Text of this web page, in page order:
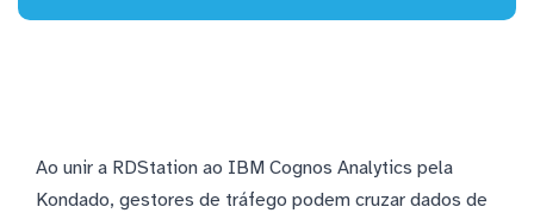
Ao unir a RDStation ao IBM Cognos Analytics pela
Kondado, gestores de tráfego podem cruzar dados de